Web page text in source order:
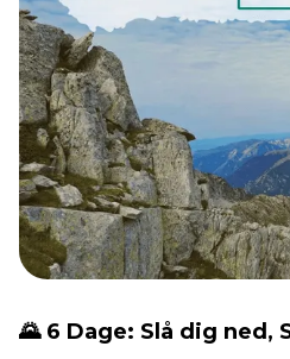
🌄 6 Dage: Slå dig ned,